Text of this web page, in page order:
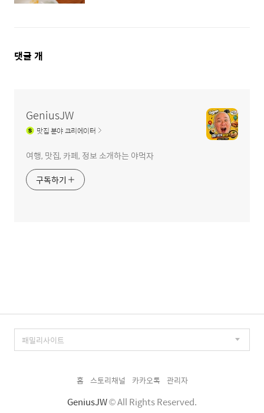
댓
댓글 개
GeniusJW
맛집분야 크리에이터
여행, 맛집, 카페, 정보 소개하는 야먹자
구독하기
홈 스토리채널 카카오톡 관리자
GeniusJW© All Rights Reserved.